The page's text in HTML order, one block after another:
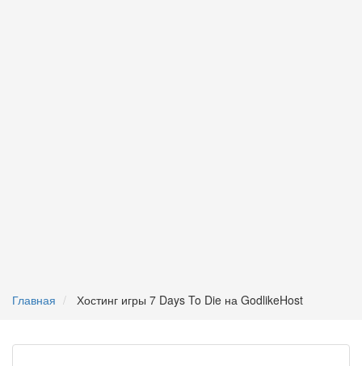
Главная Хостинг игры 7 Days To Die на GodlikeHost